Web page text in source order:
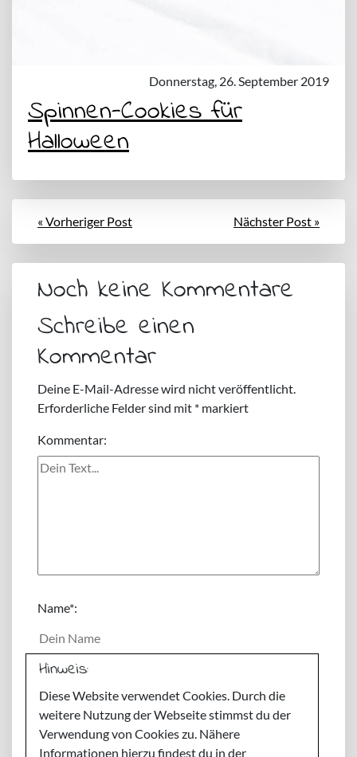
Donnerstag, 26. September 2019
Spinnen-Cookies für
Halloween
« Vorheriger Post Nächster Post »
Noch keine Kommentare
Schreibe einen
Kommentar
Deine E-Mail-Adresse wird nicht veröffentlicht.
Erforderliche Felder sind mit * markiert
Kommentar:
Name*:
E-Mail*:
Webseite:
Hinweis:
Diese Website verwendet Cookies. Durch die
weitere Nutzung der Webseite stimmst du der
Verwendung von Cookies zu. Nähere
Informationen hierzu findest du in der